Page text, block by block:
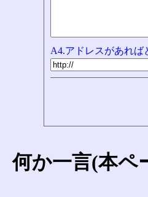
A4.アドレスがあれば
何か一言(本ペ